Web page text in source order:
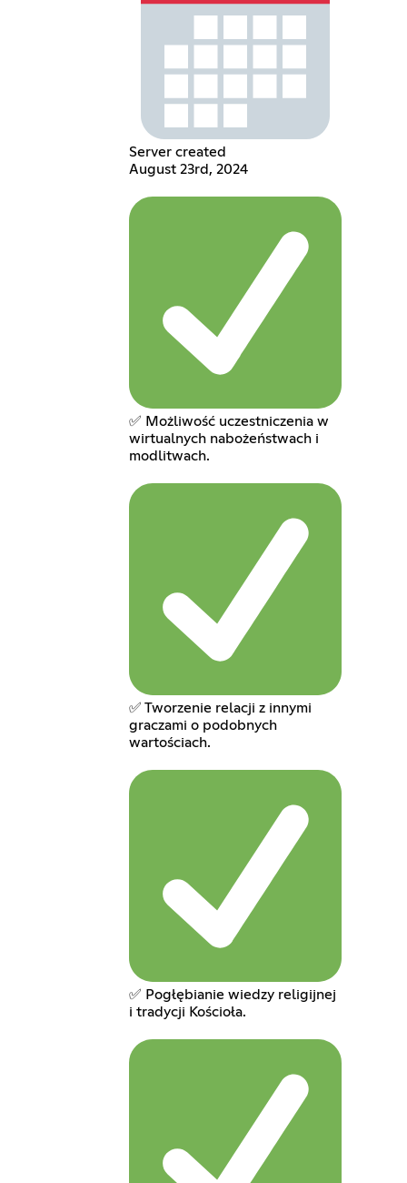
Server created
August 23rd, 2024
✅ Możliwość uczestniczenia w
wirtualnych nabożeństwach i
modlitwach.
✅ Tworzenie relacji z innymi
graczami o podobnych
wartościach.
✅ Pogłębianie wiedzy religijnej
i tradycji Kościoła.